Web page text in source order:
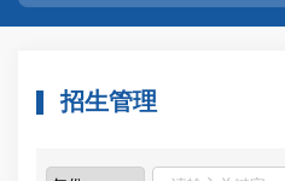
招生管理